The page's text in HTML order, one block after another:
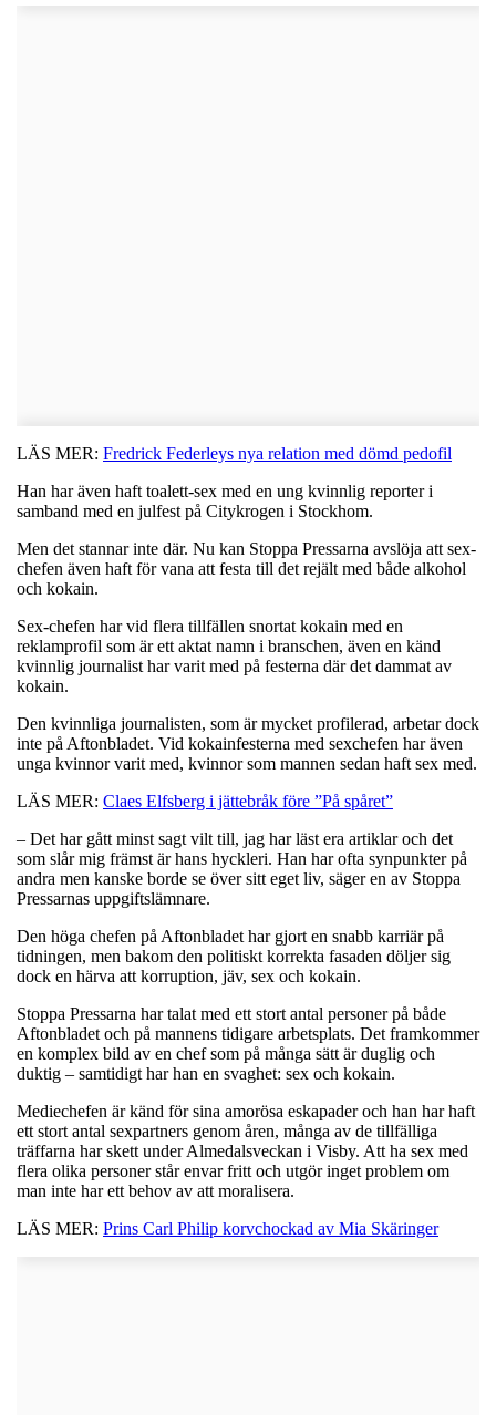
LÄS MER: Fredrick Federleys nya relation med dömd pedofil
Han har även haft toalett-sex med en ung kvinnlig reporter i
samband med en julfest på Citykrogen i Stockhom.
Men det stannar inte där. Nu kan Stoppa Pressarna avslöja att sex-
chefen även haft för vana att festa till det rejält med både alkohol
och kokain.
Sex-chefen har vid flera tillfällen snortat kokain med en
reklamprofil som är ett aktat namn i branschen, även en känd
kvinnlig journalist har varit med på festerna där det dammat av
kokain.
Den kvinnliga journalisten, som är mycket profilerad, arbetar dock
inte på Aftonbladet. Vid kokainfesterna med sexchefen har även
unga kvinnor varit med, kvinnor som mannen sedan haft sex med.
LÄS MER: Claes Elfsberg i jättebråk före ”På spåret”
– Det har gått minst sagt vilt till, jag har läst era artiklar och det
som slår mig främst är hans hyckleri. Han har ofta synpunkter på
andra men kanske borde se över sitt eget liv, säger en av Stoppa
Pressarnas uppgiftslämnare.
Den höga chefen på Aftonbladet har gjort en snabb karriär på
tidningen, men bakom den politiskt korrekta fasaden döljer sig
dock en härva att korruption, jäv, sex och kokain.
Stoppa Pressarna har talat med ett stort antal personer på både
Aftonbladet och på mannens tidigare arbetsplats. Det framkommer
en komplex bild av en chef som på många sätt är duglig och
duktig – samtidigt har han en svaghet: sex och kokain.
Mediechefen är känd för sina amorösa eskapader och han har haft
ett stort antal sexpartners genom åren, många av de tillfälliga
träffarna har skett under Almedalsveckan i Visby. Att ha sex med
flera olika personer står envar fritt och utgör inget problem om
man inte har ett behov av att moralisera.
LÄS MER: Prins Carl Philip korvchockad av Mia Skäringer